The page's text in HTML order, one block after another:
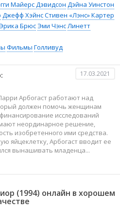
Майерс Дэвидсон Дэйна Уинстон
Джефф ХэйнсСтивен «Лэнс» Картер
БрюсЭми ЧэнсЛинетт
Фильмы Голливуд
17.03.2021
Арбогаст работают над
должен помочь женщинам
исследований
неординарное решение,
изобретенного ими средства.
яйцеклетку, Арбогаст вводит ее
вынашивать младенца...
(1994) онлайн в хорошем